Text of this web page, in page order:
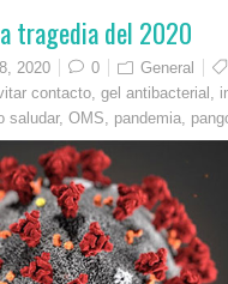
tragedia del 2020
2020 0 General
contacto, gel antibacterial ,
saludar, OMS, pandemia,